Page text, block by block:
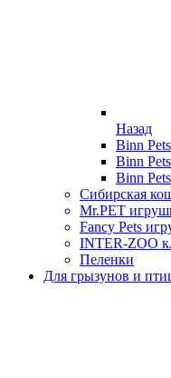
Назад
Binn
Binn
Binn
Сибирская
Mr.PET
Fancy Pets
INTER-ZOO
Пеленки
Для грызунов и